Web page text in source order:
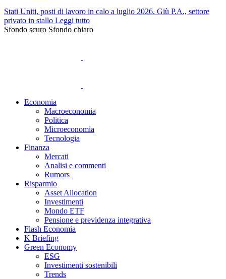
Stati Uniti, posti di lavoro in calo a luglio 2026. Giù P.A., settore
privato in stallo Leggi tutto
Sfondo scuro Sfondo chiaro
Economia
Macroeconomia
Politica
Microeconomia
Tecnologia
Finanza
Mercati
Analisi e commenti
Rumors
Risparmio
Asset Allocation
Investimenti
Mondo ETF
Pensione e previdenza integrativa
Flash Economia
K Briefing
Green Economy
ESG
Investimenti sostenibili
Trends